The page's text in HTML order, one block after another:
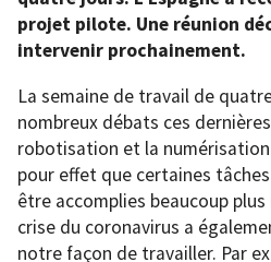
projet pilote. Une réunion
intervenir prochainement.
La semaine de travail de
nombreux débats ces
robotisation et la
pour effet que certaines
être accomplies beaucoup
crise du coronavirus a
notre façon de travailler. Par